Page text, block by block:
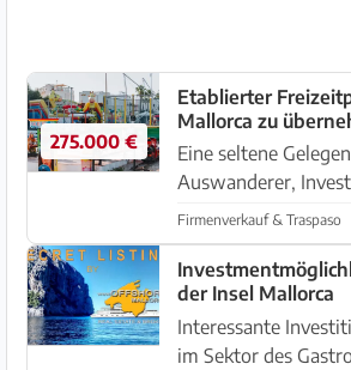
275.000 €
Etablierter
Mallorca zu übernehmen
Fun Park Cala
Eine seltene
Auswanderer,
Unternehmer: Zum
seit mehreren
etablierter Kinder-
in bester Lage im
Mallorcas....
Firmenverkauf & Traspaso
der Insel Mallorca
Interessante
im Sektor des